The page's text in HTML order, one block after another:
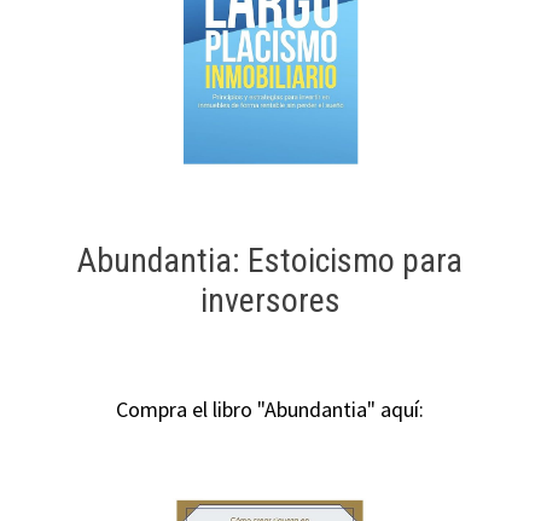
Abundantia: Estoicismo para
inversores
Compra el libro "Abundantia" aquí: